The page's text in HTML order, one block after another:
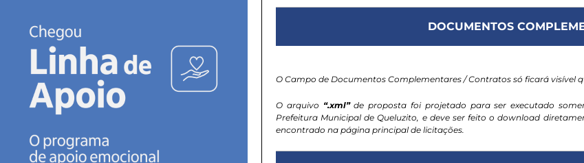
DOCUMENTOS
O Campo de Documentos Complementares / Contratos só ficará visível
O arquivo “.xml”de proposta foi projetado para ser executado
Prefeitura Municipal de Queluzito, e deve ser feito o download
encontrado na página principal de licitações.